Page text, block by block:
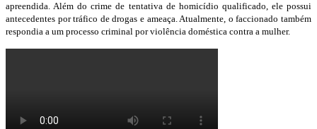
apreendida. Além do crime de tentativa de homicídio qualificado, ele possui
antecedentes por tráfico de drogas e ameaça. Atualmente, o faccionado também
respondia a um processo criminal por violência doméstica contra a mulher.